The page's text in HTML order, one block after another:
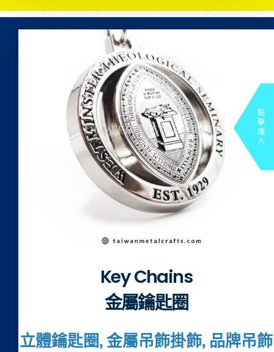
Key Chains
金屬鑰匙圈
立體鑰匙圈, 金屬吊飾掛飾, 品牌吊飾